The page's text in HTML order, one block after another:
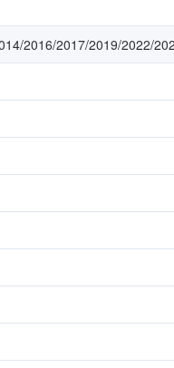
2016/2017/2019/2022/